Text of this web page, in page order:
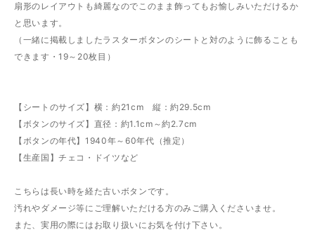
扇形のレイアウトも綺麗なのでこのまま飾ってもお愉しみいただけるか
と思います。
（一緒に掲載しましたラスターボタンのシートと対のように飾ることも
できます・19～20枚目）
【シートのサイズ】横：約21cm 縦：約29.5cm
【ボタンのサイズ】直径：約1.1cm～約2.7cm
【ボタンの年代】1940年～60年代（推定）
【生産国】チェコ・ドイツなど
こちらは長い時を経た古いボタンです。
汚れやダメージ等にご理解いただける方のみご購入くださいませ。
また、実用の際にはお取り扱いにお気を付け下さい。